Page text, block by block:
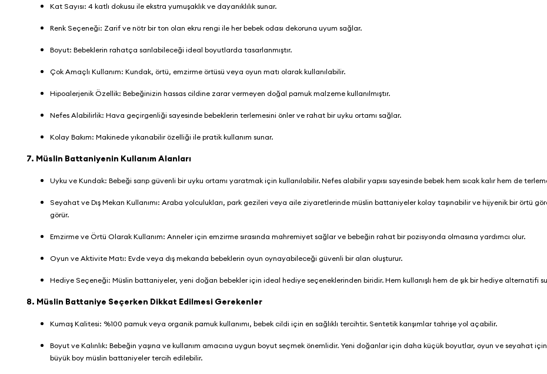
Kat Sayısı: 4 katlı dokusu ile ekstra yumuşaklık ve dayanıklılık sunar.
Renk Seçeneği: Zarif ve nötr bir ton olan ekru rengi ile her bebek odası dekoruna uyum sağlar.
Boyut: Bebeklerin rahatça sarılabileceği ideal boyutlarda tasarlanmıştır.
Çok Amaçlı Kullanım: Kundak, örtü, emzirme örtüsü veya oyun matı olarak kullanılabilir.
Hipoalerjenik Özellik: Bebeğinizin hassas cildine zarar vermeyen doğal pamuk malzeme kullanılmıştır.
Nefes Alabilirlik: Hava geçirgenliği sayesinde bebeklerin terlemesini önler ve rahat bir uyku ortamı sağlar.
Kolay Bakım: Makinede yıkanabilir özelliği ile pratik kullanım sunar.
7. Müslin Battaniyenin Kullanım Alanları
Uyku ve Kundak: Bebeği sarıp güvenli bir uyku ortamı yaratmak için kullanılabilir. Nefes alabilir yapısı sayesinde bebek hem sıcak kalır hem de
Seyahat ve Dış Mekan Kullanımı: Araba yolculukları, park gezileri veya aile ziyaretlerinde müslin battaniyeler kolay taşınabilir ve hijyenik bir örtü
görür.
Emzirme ve Örtü Olarak Kullanım: Anneler için emzirme sırasında mahremiyet sağlar ve bebeğin rahat bir pozisyonda olmasına yardımcı olur.
Oyun ve Aktivite Matı: Evde veya dış mekanda bebeklerin oyun oynayabileceği güvenli bir alan oluşturur.
Hediye Seçeneği: Müslin battaniyeler, yeni doğan bebekler için ideal hediye seçeneklerinden biridir. Hem kullanışlı hem de şık bir hediye alternatifi
8. Müslin Battaniye Seçerken Dikkat Edilmesi Gerekenler
Kumaş Kalitesi: %100 pamuk veya organik pamuk kullanımı, bebek cildi için en sağlıklı tercihtir. Sentetik karışımlar tahrişe yol açabilir.
Boyut ve Kalınlık: Bebeğin yaşına ve kullanım amacına uygun boyut seçmek önemlidir. Yeni doğanlar için daha küçük boyutlar, oyun ve seyahat
büyük boy müslin battaniyeler tercih edilebilir.